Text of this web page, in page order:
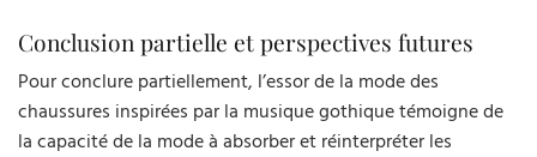
Conclusion partielle et perspectives futures
Pour conclure partiellement, l’essor de la mode des
chaussures inspirées par la musique gothique témoigne de
la capacité de la mode à absorber et réinterpréter les